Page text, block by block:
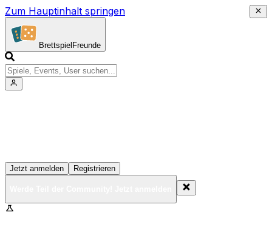
Zum Hauptinhalt springen
Brettspiel Freunde
Jetzt anmelden Registrieren